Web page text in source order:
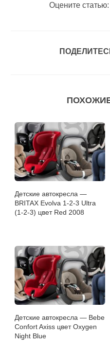
Оцените статью:
Детские автокресла —
BRITAX Evolva 1-2-3 Ultra
(1-2-3) цвет Red 2008
Детские автокресла — Bebe
Confort Axiss цвет Oxygen
Night Blue